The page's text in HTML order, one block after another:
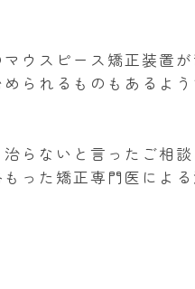
ウスピース矯正装置が
られるものもあるよ
らないと言ったご相談
った矯正専門医による